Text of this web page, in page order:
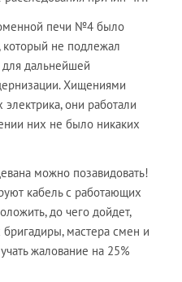
печи №4 было
не подлежал
для дальнейшей
Хищениями
они работали
них не было никаких
можно позавидовать!
кабель с работающих
до чего дойдет,
бригадиры, мастера смен и
жалование на 25%